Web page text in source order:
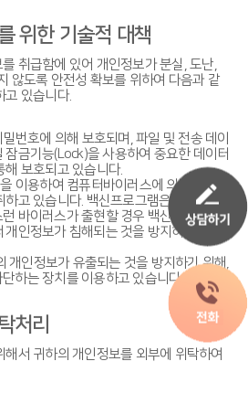
위한 기술적 대책
취급함에 있어 개인정보가 분실, 도난,
않도록 안전성 확보를 위하여 다음과 같
고 있습니다.
번호에 의해 보호되며, 파일 및 전송 데이
잠금기능(Lock)을 사용하여 중요한 데이터
보호되고 있습니다.
이용하여 컴퓨터바이러스에 의한 피해를
고 있습니다. 백신프로그램은 주기적으
바이러스가 출현할 경우 백신이 나오는
인정보가 침해되는 것을 방지하고 있습
개인정보가 유출되는 것을 방지하기 위해,
하는 장치를 이용하고 있습니다.
처리
해서 귀하의 개인정보를 외부에 위탁하여